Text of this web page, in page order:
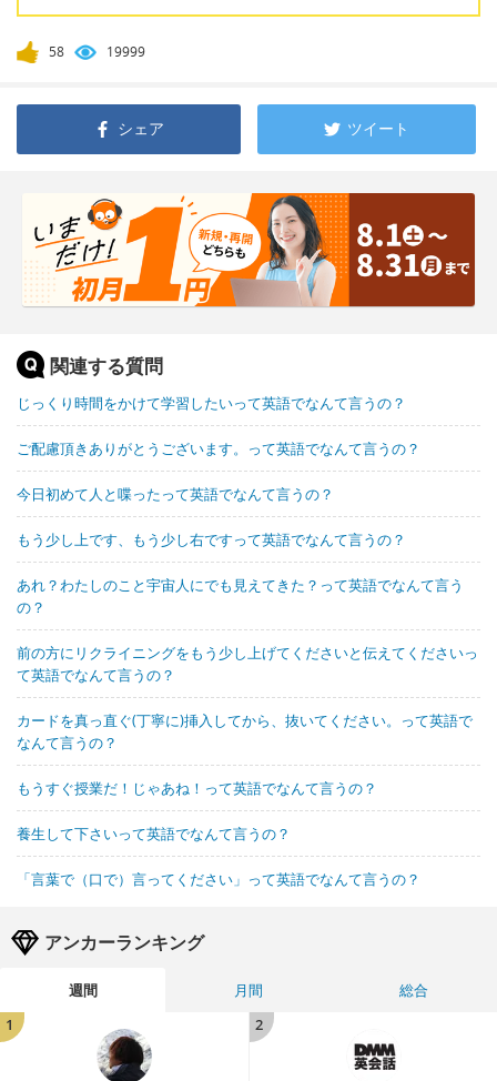
58 19999
シェア ツイート
関連する質問
じっくり時間をかけて学習したいって英語でなんて言うの？
ご配慮頂きありがとうございます。って英語でなんて言うの？
今日初めて人と喋ったって英語でなんて言うの？
もう少し上です、もう少し右ですって英語でなんて言うの？
あれ？わたしのこと宇宙人にでも見えてきた？って英語でなんて言う
の？
前の方にリクライニングをもう少し上げてくださいと伝えてくださいっ
て英語でなんて言うの？
カードを真っ直ぐ(丁寧に)挿入してから、抜いてください。って英語で
なんて言うの？
もうすぐ授業だ！じゃあね！って英語でなんて言うの？
養生して下さいって英語でなんて言うの？
「言葉で（口で）言ってください」って英語でなんて言うの？
アンカーランキング
週間 月間
総合
1
2